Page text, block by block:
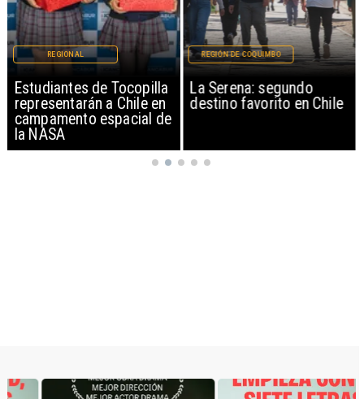
Estudiantes de Tocopilla
representarán a Chile en
campamento espacial de
la NASA
REGIONAL
La Serena: segundo
destino favorito en Chile
REGIÓN DE COQUIMBO